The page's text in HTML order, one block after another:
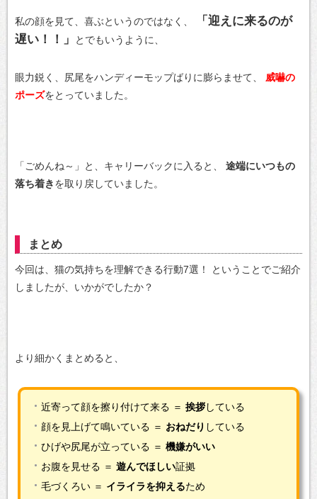
私の顔を見て、喜ぶというのではなく、
「迎えに来るのが
遅い！！」
とでもいうように、
眼力鋭く、尻尾をハンディーモップばりに膨らませて、
威嚇の
ポーズをとっていました。
「ごめんね～」と、キャリーバックに入ると、
途端にいつもの
落ち着きを取り戻していました。
まとめ
今回は、猫の気持ちを理解できる行動7選！
ということでご紹介
しましたが、いかがでしたか？
より細かくまとめると、
近寄って顔を擦り付けて来る ＝ 挨拶している
顔を見上げて鳴いている ＝ おねだり している
ひげや尻尾が立っている ＝ 機嫌がいい
お腹を見せる ＝ 遊んでほしい証拠
毛づくろい ＝ イライラを抑えるため